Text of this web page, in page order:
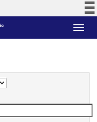
Serviços